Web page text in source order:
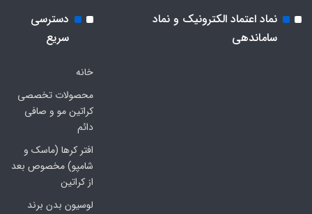
نماد اعتماد الکترونیک و نماد
ساماندهی
دسترسی
سریع
خانه
محصولات تخصصی
کراتین مو و صافی
دائم
افتر کرها (ماسک و
شامپو) مخصوص بعد
از کراتین
لوسیون بدن برند